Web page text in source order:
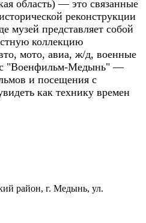
область) — это связанные
реконструкции
музей представляет собой
коллекцию
мото, авиа, ж/д, военные
"Военфильм-Медынь" —
и посещения с
как технику времен
район, г. Медынь, ул.